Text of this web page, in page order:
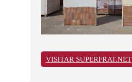
VISITAR SUPERFRAT.NET